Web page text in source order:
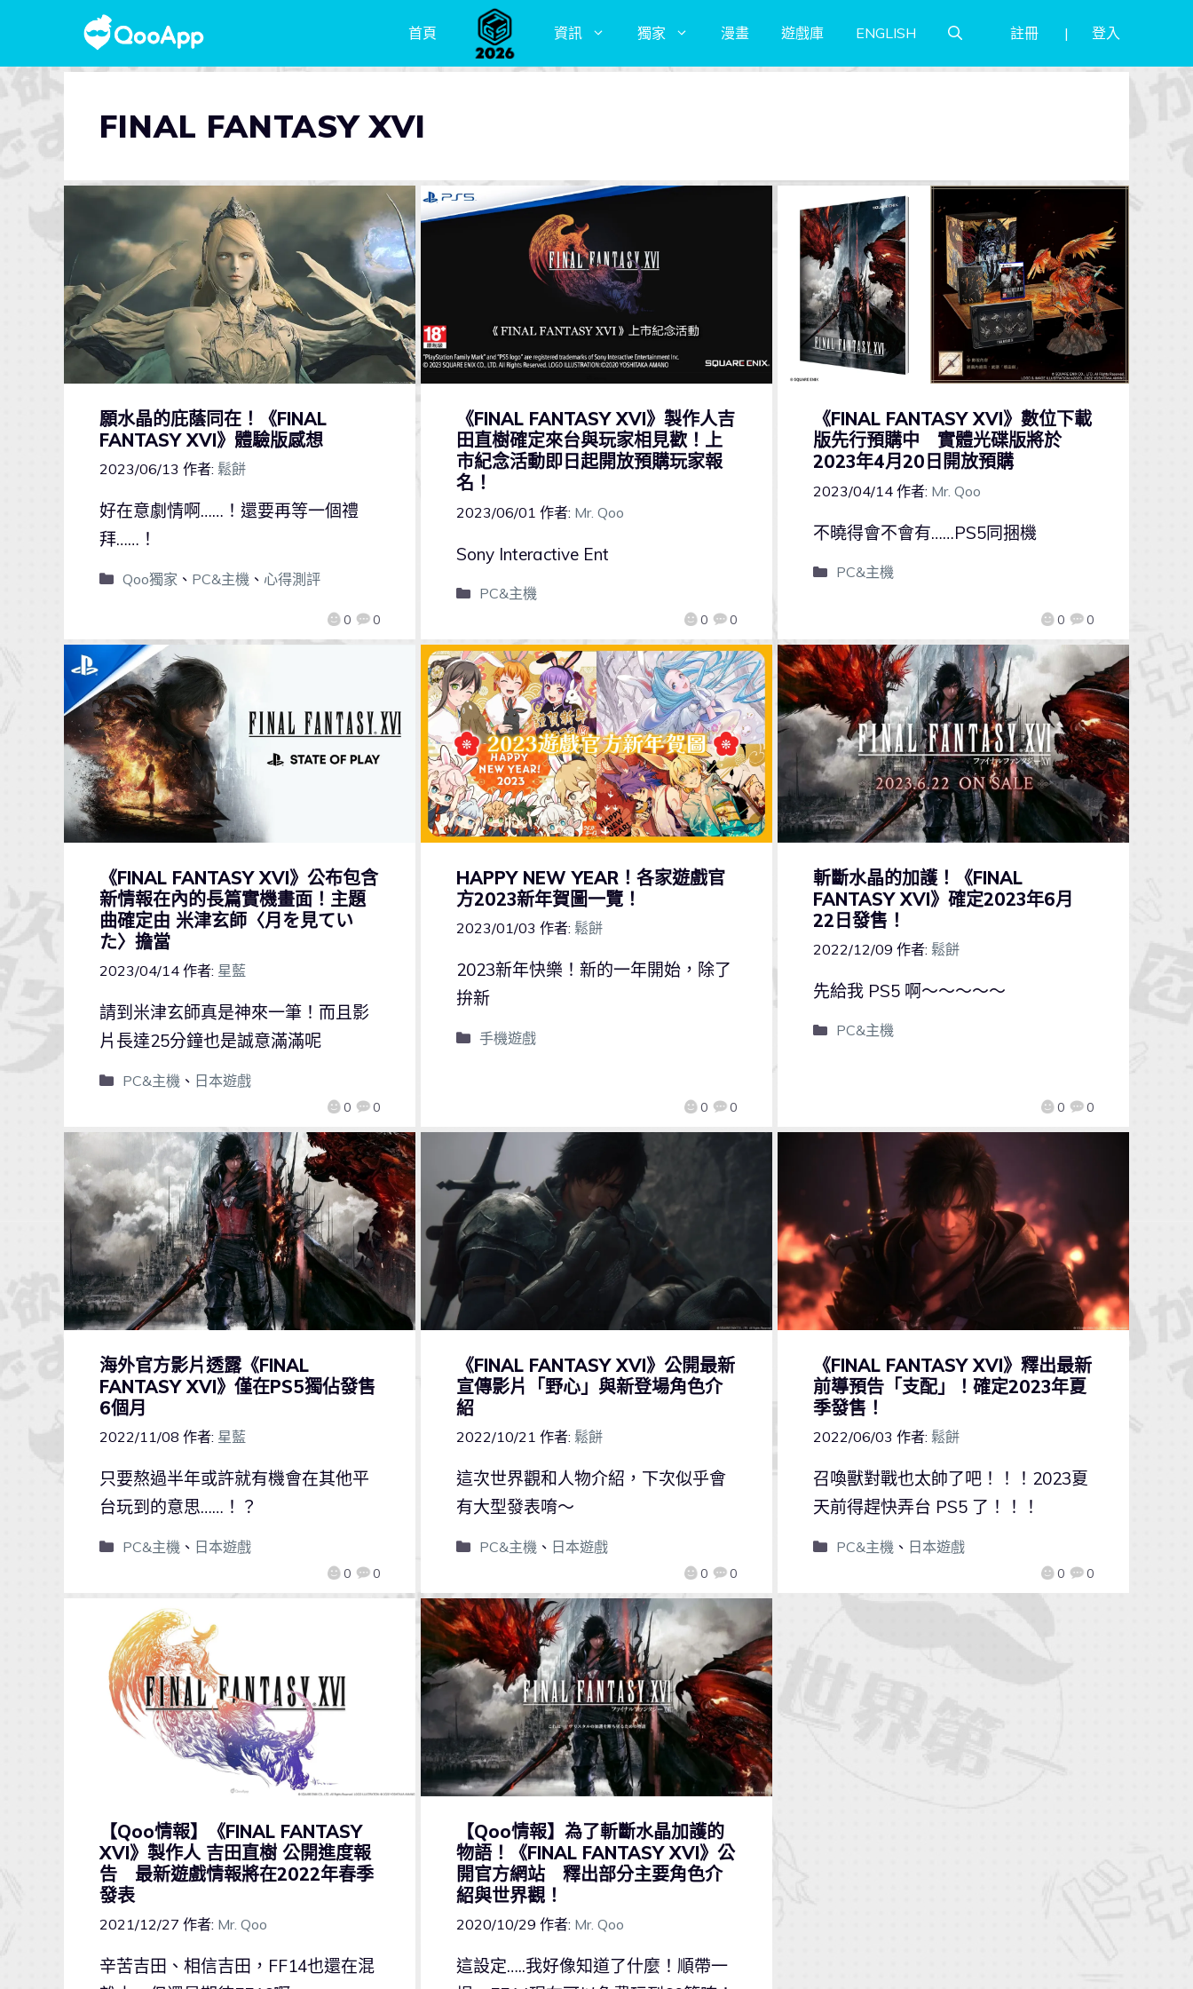
首頁 資訊 獨家 漫畫 遊戲庫 ENGLISH 註冊 登入
FINAL FANTASY XVI
願水晶的庇蔭同在！《FINAL
FANTASY XVI》體驗版感想
2023/06/13 作者: 鬆餅
0 0
好在意劇情啊……！還要再等一個禮
拜……！
Qoo獨家 、 PC&主機 、 心得測評
《FINAL FANTASY XVI》製作人吉
田直樹確定來台與玩家相見歡！上
市紀念活動即日起開放預購玩家報
名！
2023/06/01 作者: Mr. Qoo
0 0
Sony Interactive Ent
PC&主機
《FINAL FANTASY XVI》數位下載
版先行預購中 實體光碟版將於
2023年4月20日開放預購
2023/04/14 作者: Mr. Qoo
0 0
不曉得會不會有……PS5同捆機
PC&主機
《FINAL FANTASY XVI》公布包含
新情報在內的長篇實機畫面！主題
曲確定由 米津玄師〈月を見てい
た〉擔當
2023/04/14 作者: 星藍
0 0
請到米津玄師真是神來一筆！而且影
片長達25分鐘也是誠意滿滿呢
PC&主機 、 日本遊戲
HAPPY NEW YEAR！各家遊戲官
方2023新年賀圖一覽！
2023/01/03 作者: 鬆餅
0 0
2023新年快樂！新的一年開始，除了
拚新
手機遊戲
斬斷水晶的加護！《FINAL
FANTASY XVI》確定2023年6月
22日發售！
2022/12/09 作者: 鬆餅
0 0
先給我 PS5 啊～～～～～
PC&主機
海外官方影片透露《FINAL
FANTASY XVI》僅在PS5獨佔發售
6個月
2022/11/08 作者: 星藍
0 0
只要熬過半年或許就有機會在其他平
台玩到的意思……！？
PC&主機 、 日本遊戲
《FINAL FANTASY XVI》公開最新
宣傳影片「野心」與新登場角色介
紹
2022/10/21 作者: 鬆餅
0 0
這次世界觀和人物介紹，下次似乎會
有大型發表唷～
PC&主機 、 日本遊戲
《FINAL FANTASY XVI》釋出最新
前導預告「支配」！確定2023年夏
季發售！
2022/06/03 作者: 鬆餅
0 0
召喚獸對戰也太帥了吧！！！2023夏
天前得趕快弄台 PS5 了！！！
PC&主機 、 日本遊戲
【Qoo情報】《FINAL FANTASY
XVI》製作人 吉田直樹 公開進度報
告 最新遊戲情報將在2022年春季
發表
2021/12/27 作者: Mr. Qoo
辛苦吉田、相信吉田，FF14也還在混
【Qoo情報】為了斬斷水晶加護的
物語！《FINAL FANTASY XVI》公
開官方網站 釋出部分主要角色介
紹與世界觀！
2020/10/29 作者: Mr. Qoo
這設定…..我好像知道了什麼！順帶一